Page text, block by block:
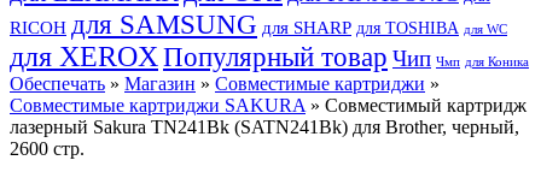
RICOH для SAMSUNG для SHARP для TOSHIBA для WC
для XEROX Популярный товар Чип Чмп для Коника
Обеспечать » Магазин » Совместимые картриджи »
Совместимые картриджи SAKURA » Совместимый картридж
лазерный Sakura TN241Bk (SATN241Bk) для Brother, черный,
2600 стр.